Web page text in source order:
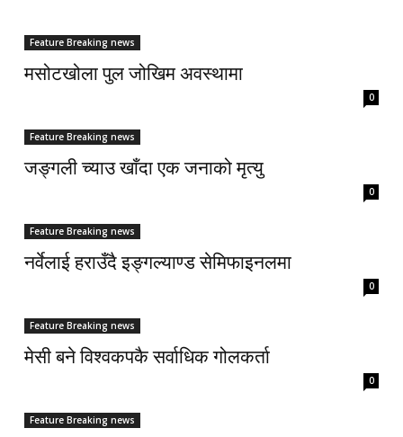
Feature Breaking news
मसोटखोला पुल जोखिम अवस्थामा
0
Feature Breaking news
जङ्गली च्याउ खाँदा एक जनाको मृत्यु
0
Feature Breaking news
नर्वेलाई हराउँदै इङ्गल्याण्ड सेमिफाइनलमा
0
Feature Breaking news
मेसी बने विश्वकपकै सर्वाधिक गोलकर्ता
0
Feature Breaking news